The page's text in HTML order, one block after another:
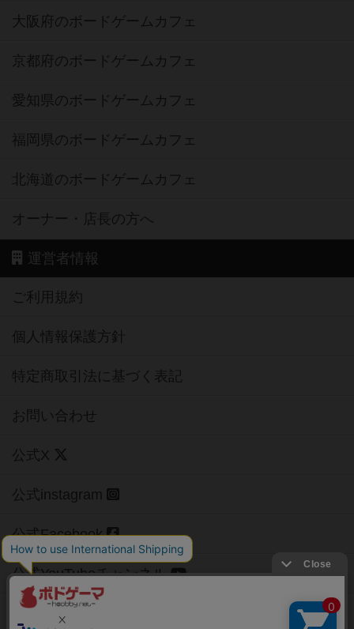
大阪府のボードゲームカフェ
京都府のボードゲームカフェ
愛知県のボードゲームカフェ
福岡県のボードゲームカフェ
北海道のボードゲームカフェ
オーナー・店長の方へ
運営者情報
ご利用規約
個人情報保護方針
特定商取引法に基づく表記
お問い合わせ
公式X
公式instagram
公式Facebook
公式YouTubeチャンネル